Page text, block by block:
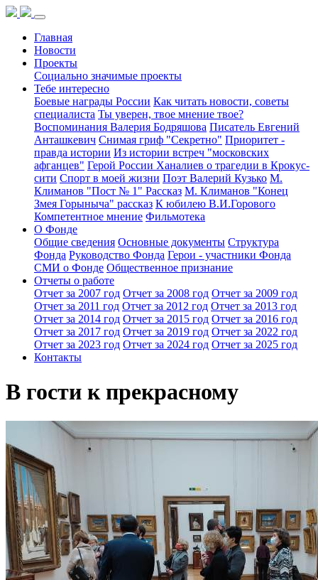
Главная
Новости
Проекты
Социально значимые проекты
Тебе интересно
Боевые награды России Как читать новости, советы
специалиста Ты уверен, твое мнение твое?
Воспоминания Валерия Бодряшова Писатель Евгений
Анташкевич Снимая гриф "Секретно" Приоритет -
правда истории Из истории встреч "московских
афганцев" Герой России Ханалиев о трагедии в Крокус-
сити Спорт в моей жизни Поэт Валерий Кузько М.
Климанов "Пост № 1" Рассказ М. Климанов "Конец
Змея Горыныча" рассказ К юбилею В.И.Горового
Компетентное мнение Фильмотека
О Фонде
Общие сведения Основные документы Структура
Фонда Руководство Фонда Герои - участники Фонда
СМИ о Фонде Общественное признание
Отчеты о работе
Отчет за 2007 год Отчет за 2008 год Отчет за 2009 год
Отчет за 2011 год Отчет за 2012 год Отчет за 2013 год
Отчет за 2014 год Отчет за 2015 год Отчет за 2016 год
Отчет за 2017 год Отчет за 2019 год Отчет за 2022 год
Отчет за 2023 год Отчет за 2024 год Отчет за 2025 год
Контакты
В гости к прекрасному